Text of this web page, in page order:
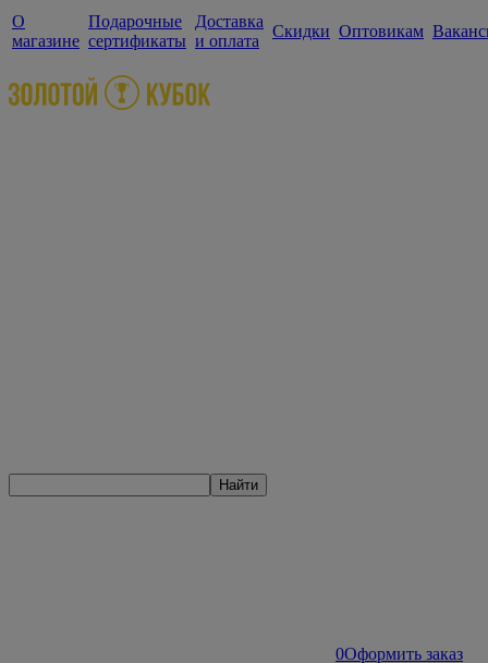
О
магазине
Подарочные
сертификаты
Доставка
и оплата
Скидки Оптовикам
Найти
0Оформить заказ